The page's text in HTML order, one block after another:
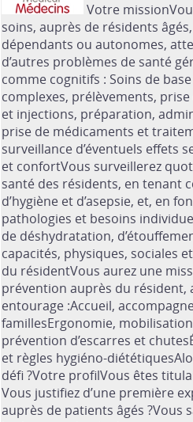
Votre
soins, auprès de résidents
dépendants ou autonomes,
d’autres problèmes de santé
comme cognitifs : Soins de
complexes, prélèvements,
et injections, préparation,
prise de médicaments et
surveillance d’éventuels effets
et confortVous surveillerez
santé des résidents, en tenant
d’hygiène et d’asepsie, et, en
pathologies et besoins
de déshydratation,
capacités, physiques, sociales
du résidentVous aurez une
prévention auprès du résident,
entourage :Accueil,
famillesErgonomie,
prévention d’escarres et
et règles hygiéno-
défi ?Votre profilVous êtes
Vous justifiez d’une première
auprès de patients âgés ?Vous